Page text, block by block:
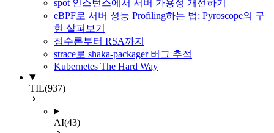
spot 인스턴스에서 서버 가용성 개선하기
eBPF로 서버 성능 Profiling하는 법: Pyroscope의 구
현 살펴보기
정수론부터 RSA까지
strace로 shaka-packager 버그 추적
Kubernetes The Hard Way
TIL(937)
AI(43)